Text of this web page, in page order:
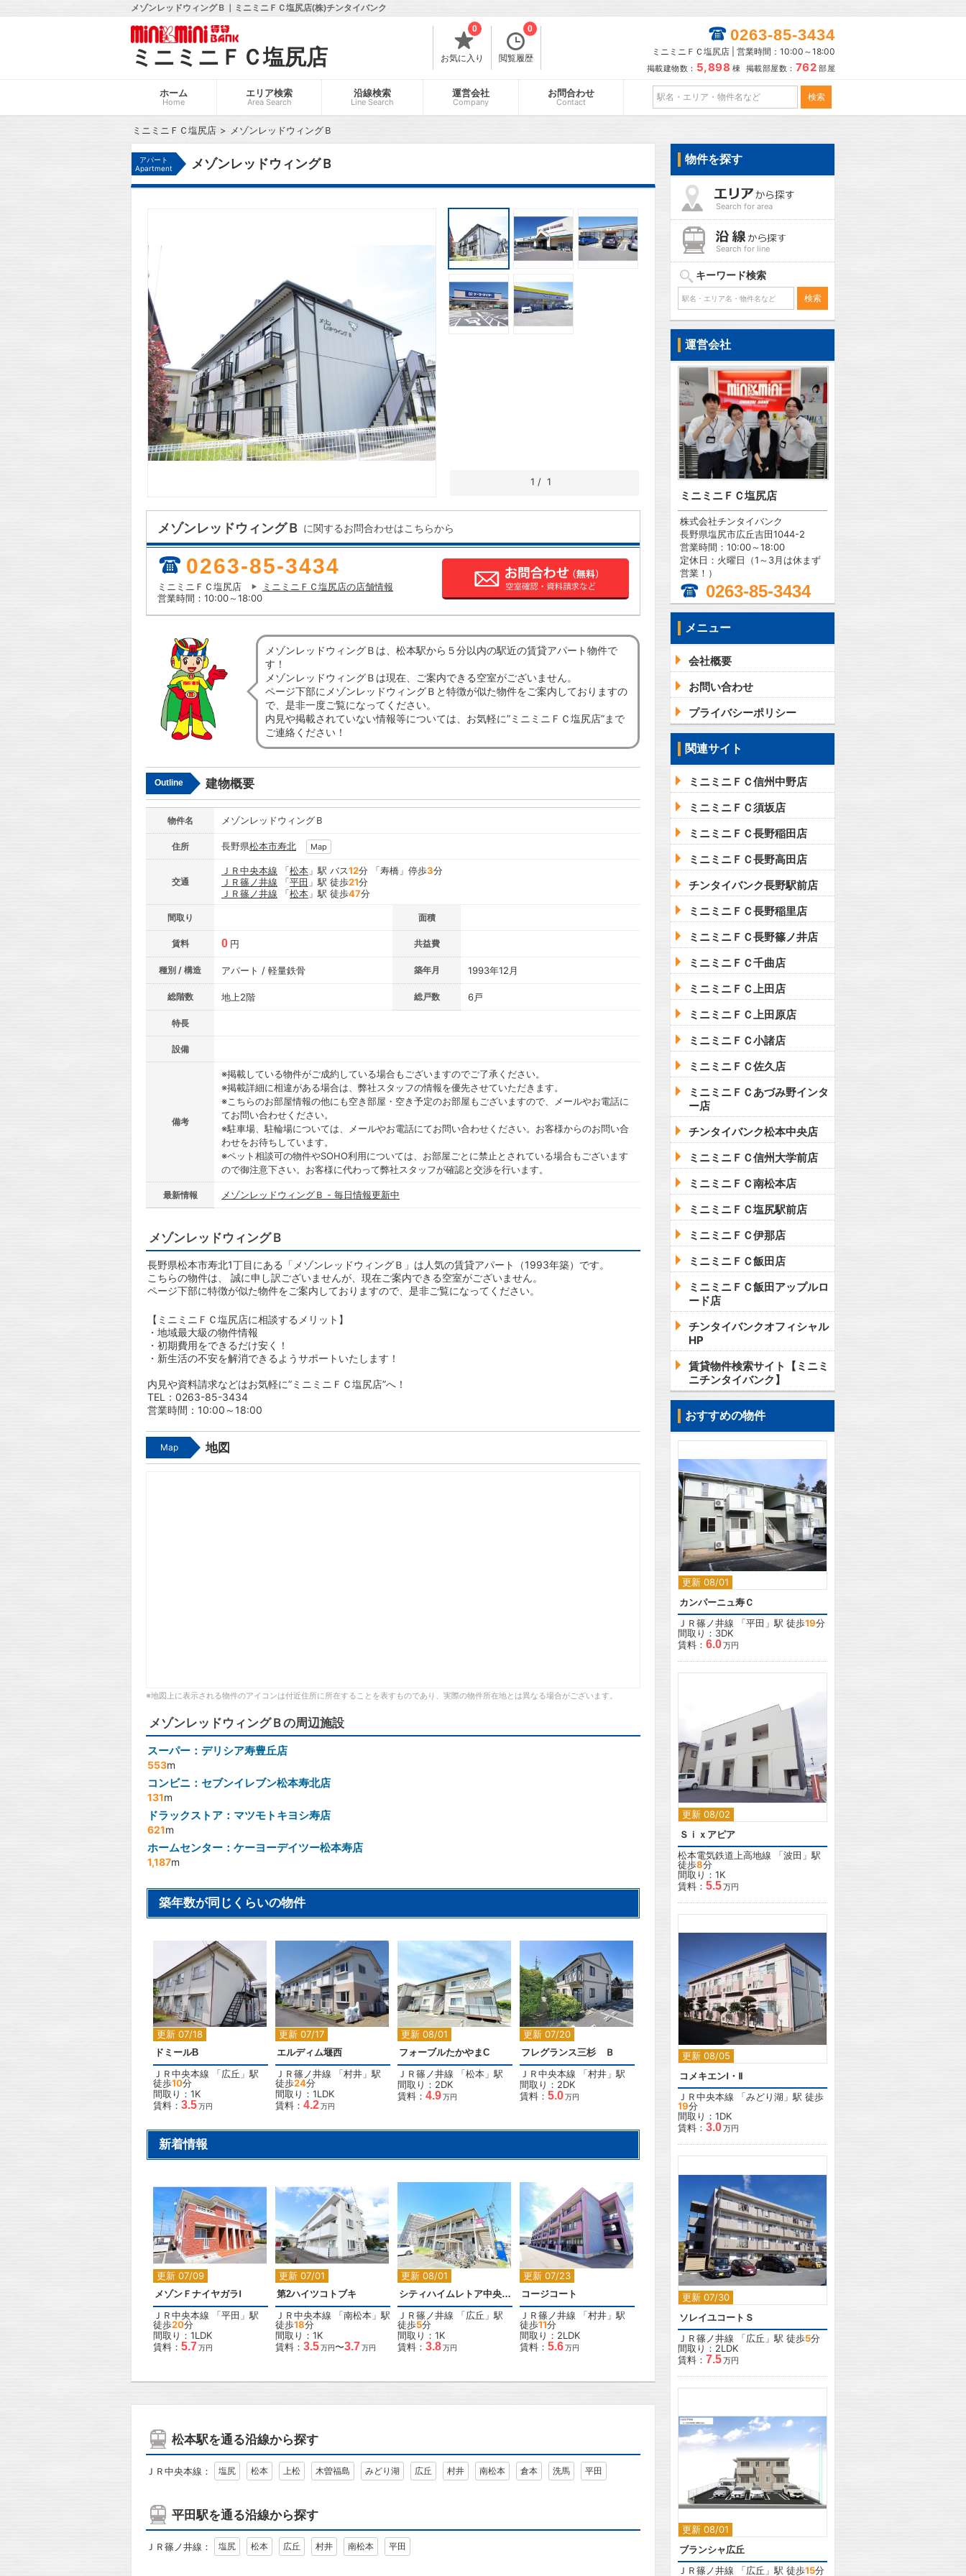
メゾンレッドウィングＢ｜ミニミニＦＣ塩尻店(株)チンタイバンク
ミニミニＦＣ塩尻店 お気に入り
0
閲覧履歴
0 0263-85-3434
ミニミニＦＣ塩尻店 | 営業時間：10:00～18:00
掲載建物数： 5,898 棟 掲載部屋数： 762 部屋
ホーム
Home
エリア検索
Area Search
沿線検索
Line Search
運営会社
Company
お問合わせ
Contact
ミニミニＦＣ塩尻店 メゾンレッドウィングＢ
アパート
Apartment
メゾンレッドウィングＢ
1 / 1
メゾンレッドウィングＢ に関するお問合わせはこちらから
0263-85-3434
ミニミニＦＣ塩尻店
ミニミニＦＣ塩尻店の店舗情報
営業時間：10:00～18:00
メゾンレッドウィングＢは、松本駅から５分以内の駅近の賃貸アパート物件で
す！
メゾンレッドウィングＢは現在、ご案内できる空室がございません。
ページ下部にメゾンレッドウィングＢと特徴が似た物件をご案内しておりますの
で、是非一度ご覧になってください。
内見や掲載されていない情報等については、お気軽に”ミニミニＦＣ塩尻店”まで
ご連絡ください！
Outline 建物概要
物件名 メゾンレッドウィングＢ
住所 長野県松本市寿北 Map
交通
ＪＲ中央本線 「松本 」駅 バス12分 「寿橋」停歩3分
ＪＲ篠ノ井線 「平田 」駅 徒歩21分
ＪＲ篠ノ井線 「松本 」駅 徒歩47分
間取り 面積
賃料 0 円 共益費
種別 / 構造 アパート / 軽量鉄骨 築年月 1993年12月
総階数 地上2階 総戸数 6戸
特長
設備
備考
※掲載している物件がご成約している場合もございますのでご了承ください。
※掲載詳細に相違がある場合は、弊社スタッフの情報を優先させていただきます。
※こちらのお部屋情報の他にも空き部屋・空き予定のお部屋もございますので、メールやお電話に
てお問い合わせください。
※駐車場、駐輪場については、メールやお電話にてお問い合わせください。お客様からのお問い合
わせをお待ちしています。
※ペット相談可の物件やSOHO利用については、お部屋ごとに禁止とされている場合もございます
ので御注意下さい。お客様に代わって弊社スタッフが確認と交渉を行います。
最新情報 メゾンレッドウィングＢ - 毎日情報更新中
メゾンレッドウィングＢ
長野県松本市寿北1丁目にある「メゾンレッドウィングＢ」は人気の賃貸アパート（1993年築）です。
こちらの物件は、 誠に申し訳ございませんが、現在ご案内できる空室がございません。
ページ下部に特徴が似た物件をご案内しておりますので、是非ご覧になってください。
【ミニミニＦＣ塩尻店に相談するメリット】
・地域最大級の物件情報
・初期費用をできるだけ安く！
・新生活の不安を解消できるようサポートいたします！
内見や資料請求などはお気軽に”ミニミニＦＣ塩尻店”へ！
TEL：0263-85-3434
営業時間：10:00～18:00
Map 地図
※地図上に表示される物件のアイコンは付近住所に所在することを表すものであり、実際の物件所在地とは異なる場合がございます。
メゾンレッドウィングＢの周辺施設
スーパー：デリシア寿豊丘店
553m
コンビニ：セブンイレブン松本寿北店
131m
ドラックストア：マツモトキヨシ寿店
621m
ホームセンター：ケーヨーデイツー松本寿店
1,187m
築年数が同じくらいの物件
更新 07/18
2
ドミールB
ＪＲ中央本線 「広丘 」駅
徒歩10分
間取り：1K
賃料： 3.5万円
更新 07/17
2
エルディム堰西
ＪＲ篠ノ井線 「村井 」駅
徒歩24分
間取り：1LDK
賃料： 4.2万円
更新 08/01
2
フォーブルたかやまC
ＪＲ篠ノ井線 「松本 」駅
間取り：2DK
賃料： 4.9万円
更新 07/20
2
フレグランス三杉 Ｂ
ＪＲ中央本線 「村井 」駅
間取り：2DK
賃料： 5.0万円
新着情報
更新 07/09
2
メゾンＦナイヤガラⅠ
ＪＲ中央本線 「平田 」駅
徒歩20分
間取り：1LDK
賃料： 5.7万円
更新 07/01
第2ハイツコトブキ
ＪＲ中央本線 「南松本 」駅
徒歩18分
間取り：1K
賃料： 3.5万円〜3.7万円
更新 08/01
2
シティハイムレトア中央Ｃ棟
ＪＲ篠ノ井線 「広丘 」駅
徒歩5分
間取り：1K
賃料： 3.8万円
更新 07/23
コージコート
ＪＲ篠ノ井線 「村井 」駅
徒歩11分
間取り：2LDK
賃料： 5.6万円
松本駅を通る沿線から探す
ＪＲ中央本線： 塩尻 松本 上松 木曽福島 みどり湖 広丘 村井 南松本 倉本 洗馬 平田
平田駅を通る沿線から探す
ＪＲ篠ノ井線： 塩尻 松本 広丘 村井 南松本 平田
物件を探す
Search for area
Search for line
キーワード検索
運営会社
ミニミニＦＣ塩尻店
株式会社チンタイバンク
長野県塩尻市広丘吉田1044-2
営業時間：10:00～18:00
定休日：火曜日（1～3月は休まず
営業！）
0263-85-3434
メニュー
会社概要
お問い合わせ
プライバシーポリシー
関連サイト
ミニミニＦＣ信州中野店
ミニミニＦＣ須坂店
ミニミニＦＣ長野稲田店
ミニミニＦＣ長野高田店
チンタイバンク長野駅前店
ミニミニＦＣ長野稲里店
ミニミニＦＣ長野篠ノ井店
ミニミニＦＣ千曲店
ミニミニＦＣ上田店
ミニミニＦＣ上田原店
ミニミニＦＣ小諸店
ミニミニＦＣ佐久店
ミニミニＦＣあづみ野インタ
ー店
チンタイバンク松本中央店
ミニミニＦＣ信州大学前店
ミニミニＦＣ南松本店
ミニミニＦＣ塩尻駅前店
ミニミニＦＣ伊那店
ミニミニＦＣ飯田店
ミニミニＦＣ飯田アップルロ
ード店
チンタイバンクオフィシャル
HP
賃貸物件検索サイト【ミニミ
ニチンタイバンク】
おすすめの物件
更新 08/01
2
カンパーニュ寿Ｃ
ＪＲ篠ノ井線 「平田 」駅 徒歩19分
間取り：3DK
賃料： 6.0万円
更新 08/02
Ｓｉｘアピア
松本電気鉄道上高地線 「波田 」駅
徒歩8分
間取り：1K
賃料： 5.5万円
更新 08/05
2
コメキエンⅠ・Ⅱ
ＪＲ中央本線 「みどり湖 」駅 徒歩
19分
間取り：1DK
賃料： 3.0万円
更新 07/30
2
ソレイユコートＳ
ＪＲ篠ノ井線 「広丘 」駅 徒歩5分
間取り：2LDK
賃料： 7.5万円
更新 08/01
2
ブランシャ広丘
ＪＲ篠ノ井線 「広丘 」駅 徒歩15分